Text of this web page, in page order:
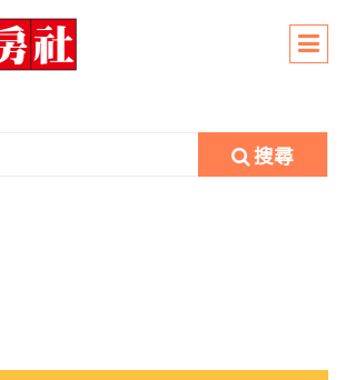
搜尋